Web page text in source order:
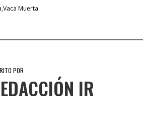
Vaca Muerta
POR
IR